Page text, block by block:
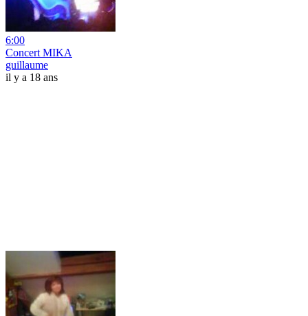
6:00
Concert MIKA
guillaume
il y a 18 ans